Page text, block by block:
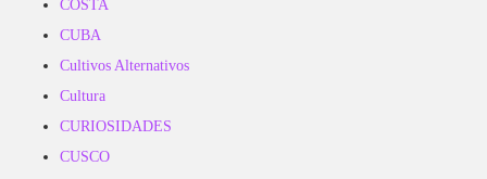
COSTA
CUBA
Cultivos Alternativos
Cultura
CURIOSIDADES
CUSCO